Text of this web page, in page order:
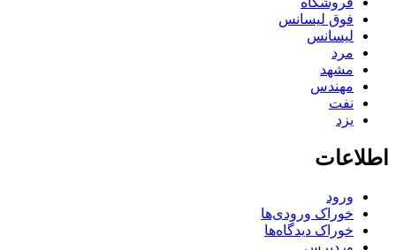
فوق لیسانس
لیسانس
مرد
مشهد
مهندس
نفت
یزد
اطلاعات
ورود
خوراک ورودی‌ها
خوراک دیدگاه‌ها
وردپرس